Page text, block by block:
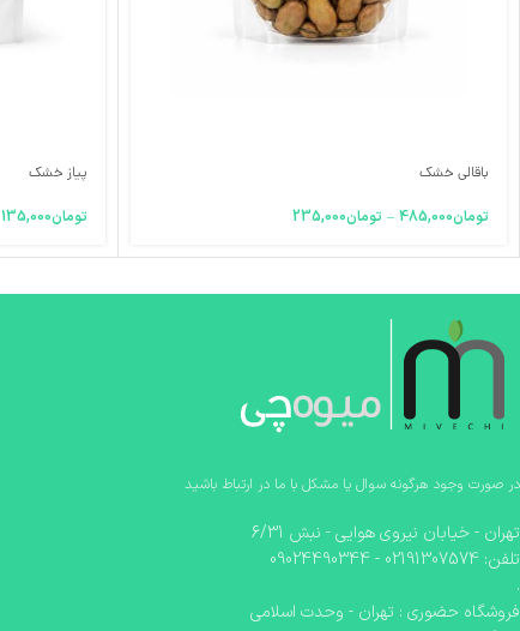
باقالی خشک
تومان485,000
– تومان235,000
پیاز خشک
تومان135,000
در صورت وجود هرگونه سوال یا مشکل با ما در ارتباط باشید
تهران - خیابان نیروی هوایی - نبش 6/31
تلفن: 02191307574 - 09024490344
.
فروشگاه حضوری : تهران - وحدت اسلامی